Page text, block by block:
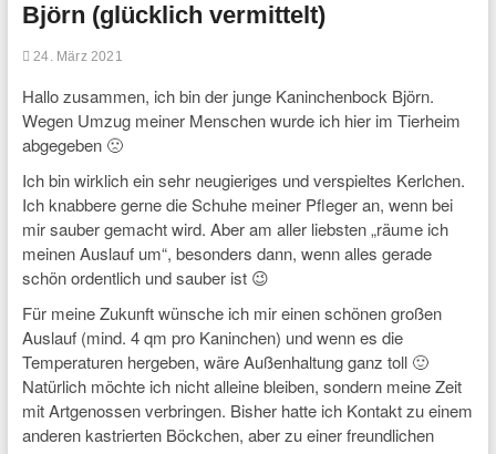
Björn (glücklich vermittelt)
24. März 2021
Hallo zusammen, ich bin der junge Kaninchenbock Björn.
Wegen Umzug meiner Menschen wurde ich hier im Tierheim
abgegeben 🙁
Ich bin wirklich ein sehr neugieriges und verspieltes Kerlchen.
Ich knabbere gerne die Schuhe meiner Pfleger an, wenn bei
mir sauber gemacht wird. Aber am aller liebsten „räume ich
meinen Auslauf um“, besonders dann, wenn alles gerade
schön ordentlich und sauber ist 😉
Für meine Zukunft wünsche ich mir einen schönen großen
Auslauf (mind. 4 qm pro Kaninchen) und wenn es die
Temperaturen hergeben, wäre Außenhaltung ganz toll 🙂
Natürlich möchte ich nicht alleine bleiben, sondern meine Zeit
mit Artgenossen verbringen. Bisher hatte ich Kontakt zu einem
anderen kastrierten Böckchen, aber zu einer freundlichen